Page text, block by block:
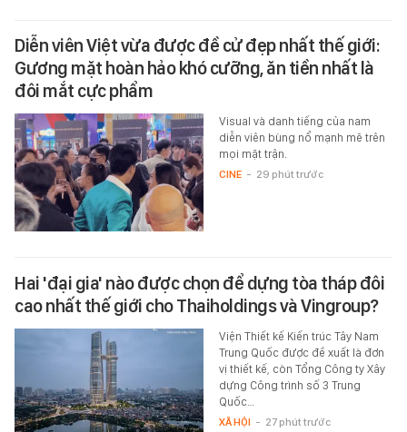
Diễn viên Việt vừa được đề cử đẹp nhất thế giới:
Gương mặt hoàn hảo khó cưỡng, ăn tiền nhất là
đôi mắt cực phẩm
Visual và danh tiếng của nam
diễn viên bùng nổ mạnh mẽ trên
mọi mặt trận.
CINE - 29 phút trước
Hai 'đại gia' nào được chọn để dựng tòa tháp đôi
cao nhất thế giới cho Thaiholdings và Vingroup?
Viện Thiết kế Kiến trúc Tây Nam
Trung Quốc được đề xuất là đơn
vị thiết kế, còn Tổng Công ty Xây
dựng Công trình số 3 Trung
Quốc…
XÃ HỘI - 27 phút trước